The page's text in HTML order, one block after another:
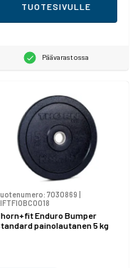
TUOTESIVULLE
Päävarastossa
7030869 |
Enduro Bumper
painolautanen 5 kg